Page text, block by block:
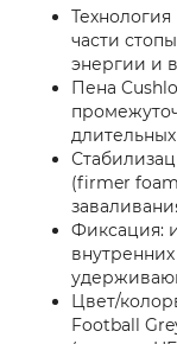
части
энергии и
Пена
длительных
(firmer
Фиксация:
Цвет/
Football